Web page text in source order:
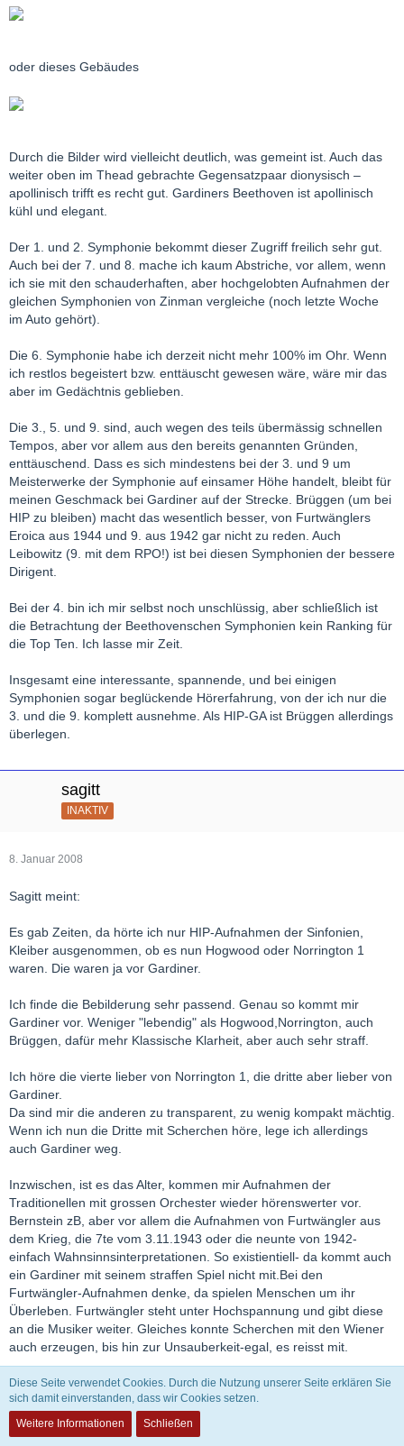
oder dieses Gebäudes
Durch die Bilder wird vielleicht deutlich, was gemeint ist. Auch das
weiter oben im Thead gebrachte Gegensatzpaar dionysisch –
apollinisch trifft es recht gut. Gardiners Beethoven ist apollinisch
kühl und elegant.
Der 1. und 2. Symphonie bekommt dieser Zugriff freilich sehr gut.
Auch bei der 7. und 8. mache ich kaum Abstriche, vor allem, wenn
ich sie mit den schauderhaften, aber hochgelobten Aufnahmen der
gleichen Symphonien von Zinman vergleiche (noch letzte Woche
im Auto gehört).
Die 6. Symphonie habe ich derzeit nicht mehr 100% im Ohr. Wenn
ich restlos begeistert bzw. enttäuscht gewesen wäre, wäre mir das
aber im Gedächtnis geblieben.
Die 3., 5. und 9. sind, auch wegen des teils übermässig schnellen
Tempos, aber vor allem aus den bereits genannten Gründen,
enttäuschend. Dass es sich mindestens bei der 3. und 9 um
Meisterwerke der Symphonie auf einsamer Höhe handelt, bleibt für
meinen Geschmack bei Gardiner auf der Strecke. Brüggen (um bei
HIP zu bleiben) macht das wesentlich besser, von Furtwänglers
Eroica aus 1944 und 9. aus 1942 gar nicht zu reden. Auch
Leibowitz (9. mit dem RPO!) ist bei diesen Symphonien der bessere
Dirigent.
Bei der 4. bin ich mir selbst noch unschlüssig, aber schließlich ist
die Betrachtung der Beethovenschen Symphonien kein Ranking für
die Top Ten. Ich lasse mir Zeit.
Insgesamt eine interessante, spannende, und bei einigen
Symphonien sogar beglückende Hörerfahrung, von der ich nur die
3. und die 9. komplett ausnehme. Als HIP-GA ist Brüggen allerdings
überlegen.
sagitt
INAKTIV
8. Januar 2008
Sagitt meint:
Es gab Zeiten, da hörte ich nur HIP-Aufnahmen der Sinfonien,
Kleiber ausgenommen, ob es nun Hogwood oder Norrington 1
waren. Die waren ja vor Gardiner.
Ich finde die Bebilderung sehr passend. Genau so kommt mir
Gardiner vor. Weniger "lebendig" als Hogwood,Norrington, auch
Brüggen, dafür mehr Klassische Klarheit, aber auch sehr straff.
Ich höre die vierte lieber von Norrington 1, die dritte aber lieber von
Gardiner.
Da sind mir die anderen zu transparent, zu wenig kompakt mächtig.
Wenn ich nun die Dritte mit Scherchen höre, lege ich allerdings
auch Gardiner weg.
Inzwischen, ist es das Alter, kommen mir Aufnahmen der
Traditionellen mit grossen Orchester wieder hörenswerter vor.
Bernstein zB, aber vor allem die Aufnahmen von Furtwängler aus
dem Krieg, die 7te vom 3.11.1943 oder die neunte von 1942-
einfach Wahnsinnsinterpretationen. So existientiell- da kommt auch
ein Gardiner mit seinem straffen Spiel nicht mit.Bei den
Furtwängler-Aufnahmen denke, da spielen Menschen um ihr
Überleben. Furtwängler steht unter Hochspannung und gibt diese
an die Musiker weiter. Gleiches konnte Scherchen mit den Wiener
auch erzeugen, bis hin zur Unsauberkeit-egal, es reisst mit.
Norbert
Moderator
Diese Seite verwendet Cookies. Durch die Nutzung unserer Seite erklären Sie
sich damit einverstanden, dass wir Cookies setzen.
Weitere Informationen
Schließen